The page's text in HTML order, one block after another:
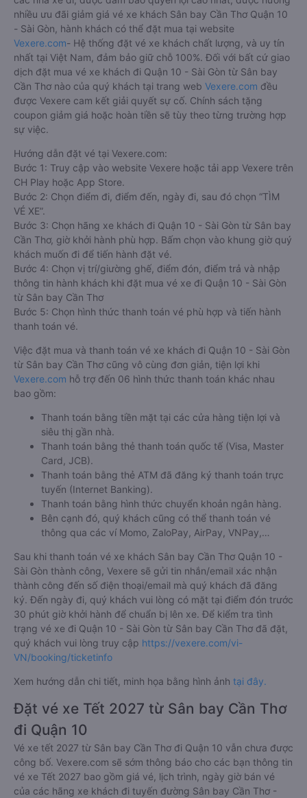
nhiều ưu đãi giảm giá vé xe khách Sân bay Cần Thơ Quận 10
- Sài Gòn, hành khách có thể đặt mua tại website
Vexere.com- Hệ thống đặt vé xe khách chất lượng, và uy tín
nhất tại Việt Nam, đảm bảo giữ chỗ 100%. Đối với bất cứ giao
dịch đặt mua vé xe khách đi Quận 10 - Sài Gòn từ Sân bay
Cần Thơ nào của quý khách tại trang web Vexere.com đều
được Vexere cam kết giải quyết sự cố. Chính sách tặng
coupon giảm giá hoặc hoàn tiền sẽ tùy theo từng trường hợp
sự việc.
Hướng dẫn đặt vé tại Vexere.com:
Bước 1: Truy cập vào website Vexere hoặc tải app Vexere trên
CH Play hoặc App Store.
Bước 2: Chọn điểm đi, điểm đến, ngày đi, sau đó chọn “TÌM
VÉ XE”.
Bước 3: Chọn hãng xe khách đi Quận 10 - Sài Gòn từ Sân bay
Cần Thơ, giờ khởi hành phù hợp. Bấm chọn vào khung giờ quý
khách muốn đi để tiến hành đặt vé.
Bước 4: Chọn vị trí/giường ghế, điểm đón, điểm trả và nhập
thông tin hành khách khi đặt mua vé xe đi Quận 10 - Sài Gòn
từ Sân bay Cần Thơ
Bước 5: Chọn hình thức thanh toán vé phù hợp và tiến hành
thanh toán vé.
Việc đặt mua và thanh toán vé xe khách đi Quận 10 - Sài Gòn
từ Sân bay Cần Thơ cũng vô cùng đơn giản, tiện lợi khi
Vexere.com hỗ trợ đến 06 hình thức thanh toán khác nhau
bao gồm:
Thanh toán bằng tiền mặt tại các cửa hàng tiện lợi và
siêu thị gần nhà.
Thanh toán bằng thẻ thanh toán quốc tế (Visa, Master
Card, JCB).
Thanh toán bằng thẻ ATM đã đăng ký thanh toán trực
tuyến (Internet Banking).
Thanh toán bằng hình thức chuyển khoản ngân hàng.
Bên cạnh đó, quý khách cũng có thể thanh toán vé
thông qua các ví Momo, ZaloPay, AirPay, VNPay,…
Sau khi thanh toán vé xe khách Sân bay Cần Thơ Quận 10 -
Sài Gòn thành công, Vexere sẽ gửi tin nhắn/email xác nhận
thành công đến số điện thoại/email mà quý khách đã đăng
ký. Đến ngày đi, quý khách vui lòng có mặt tại điểm đón trước
30 phút giờ khởi hành để chuẩn bị lên xe. Để kiểm tra tình
trạng vé xe đi Quận 10 - Sài Gòn từ Sân bay Cần Thơ đã đặt,
quý khách vui lòng truy cập https://vexere.com/vi-
VN/booking/ticketinfo
Xem hướng dẫn chi tiết, minh họa bằng hình ảnh tại đây.
Đặt vé xe Tết 2027 từ Sân bay Cần Thơ
đi Quận 10
Vé xe tết 2027 từ Sân bay Cần Thơ đi Quận 10 vẫn chưa được
công bố. Vexere.com sẽ sớm thông báo cho các bạn thông tin
vé xe Tết 2027 bao gồm giá vé, lịch trình, ngày giờ bán vé
của các hãng xe khách đi tuyến đường Sân bay Cần Thơ -